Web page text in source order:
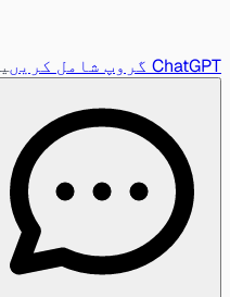
ChatGPT گروپ شامل کریں یا